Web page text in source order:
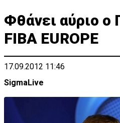
Φθάνει αύριο ο
FIBA EUROPE
17.09.2012 11:46
SigmaLive